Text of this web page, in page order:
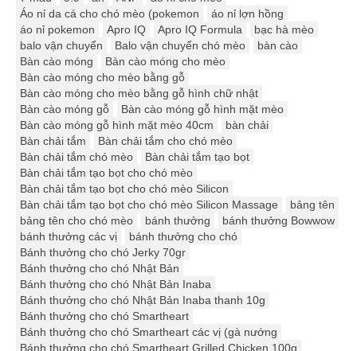
Áo nỉ da cá cho chó mèo (pokemon
áo nỉ lợn hồng
áo nỉ pokemon
Apro IQ Apro IQ Formula
bạc hà mèo
balo vận chuyển
Balo vận chuyển chó mèo
bàn cào
Bàn cào móng
Bàn cào móng cho mèo
Bàn cào móng cho mèo bằng gỗ
Bàn cào móng cho mèo bằng gỗ hình chữ nhật
Bàn cào móng gỗ
Bàn cào móng gỗ hình mặt mèo
Bàn cào móng gỗ hình mặt mèo 40cm
bàn chải
Bàn chải tắm
Bàn chải tắm cho chó mèo
Bàn chải tắm chó mèo
Bàn chải tắm tạo bọt
Bàn chải tắm tạo bọt cho chó mèo
Bàn chải tắm tạo bọt cho chó mèo Silicon
Bàn chải tắm tạo bọt cho chó mèo Silicon Massage
bảng tên
bảng tên cho chó mèo
bánh thưởng
bánh thưởng Bowwow
bánh thưởng các vị
bánh thưởng cho chó
Bánh thưởng cho chó Jerky 70gr
Bánh thưởng cho chó Nhật Bản
Bánh thưởng cho chó Nhật Bản Inaba
Bánh thưởng cho chó Nhật Bản Inaba thanh 10g
Bánh thưởng cho chó Smartheart
Bánh thưởng cho chó Smartheart các vị (gà nướng
Bánh thưởng cho chó Smartheart Grilled Chicken 100g